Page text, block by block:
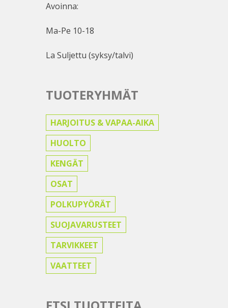
Avoinna:
Ma-Pe 10-18
La Suljettu (syksy/talvi)
TUOTERYHMÄT
HARJOITUS & VAPAA-AIKA
HUOLTO
KENGÄT
OSAT
POLKUPYÖRÄT
SUOJAVARUSTEET
TARVIKKEET
VAATTEET